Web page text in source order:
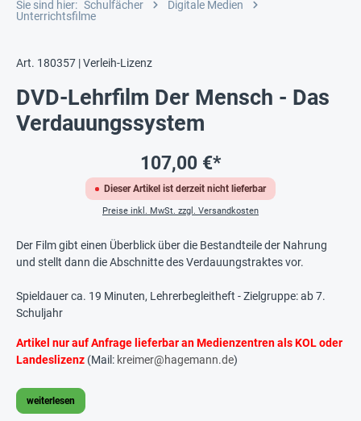
Sie sind hier: Schulfächer
Digitale Medien
Unterrichtsfilme
Art. 180357 | Verleih-Lizenz
DVD-Lehrfilm Der Mensch - Das
Verdauungssystem
Dieser Artikel ist derzeit nicht lieferbar
107,00 €*
Preise inkl. MwSt. zzgl. Versandkosten
Der Film gibt einen Überblick über die Bestandteile der Nahrung
und stellt dann die Abschnitte des Verdauungstraktes vor.
Spieldauer ca. 19 Minuten, Lehrerbegleitheft - Zielgruppe: ab 7.
Schuljahr
Artikel nur auf Anfrage lieferbar an Medienzentren als KOL oder
Landeslizenz (Mail: kreimer@hagemann.de)
weiterlesen